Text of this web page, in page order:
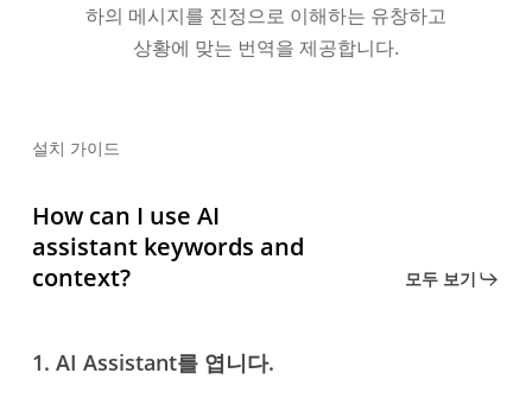
하의 메시지를 진정으로 이해하는 유창하고
상황에 맞는 번역을 제공합니다.
설치 가이드
How can I use AI
assistant keywords and
context?
모두 보기
1. AI Assistant를 엽니다.